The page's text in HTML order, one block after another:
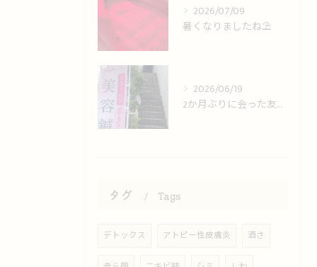
2026/07/09
暑くなりましたね⛱️
2026/06/19
2か月ぶりに会った友人に「小顔になった」と気づかれた！
タグ Tags
デトックス アトピー性皮膚炎 酒さ